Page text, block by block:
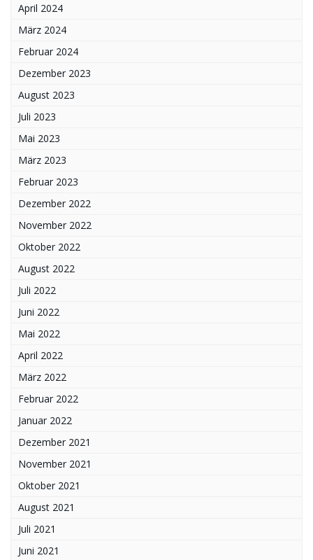
April 2024
März 2024
Februar 2024
Dezember 2023
August 2023
Juli 2023
Mai 2023
März 2023
Februar 2023
Dezember 2022
November 2022
Oktober 2022
August 2022
Juli 2022
Juni 2022
Mai 2022
April 2022
März 2022
Februar 2022
Januar 2022
Dezember 2021
November 2021
Oktober 2021
August 2021
Juli 2021
Juni 2021